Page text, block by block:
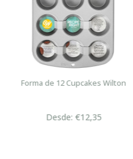
Forma de 12 Cupcakes Wilton
Desde: €12,35